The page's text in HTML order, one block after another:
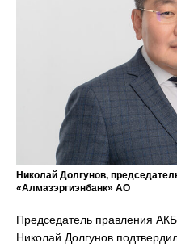
Николай Долгунов,
«Алмазэргиэнбанк» АО
Председатель правления
Николай Долгунов